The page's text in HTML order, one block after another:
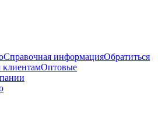
Справочная информацияОбратиться
Оптовые